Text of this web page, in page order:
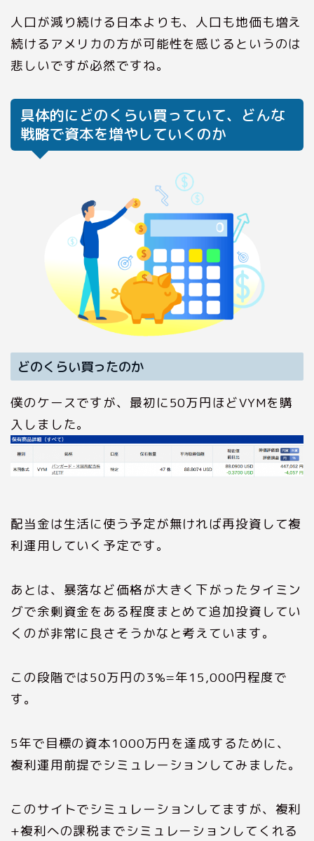
人口が減り続ける日本よりも、人口も地価も増え
続けるアメリカの方が可能性を感じるというのは
悲しいですが必然ですね。
具体的にどのくらい買っていて、どんな
戦略で資本を増やしていくのか
どのくらい買ったのか
僕のケースですが、最初に50万円ほどVYMを購
入しました。
配当金は生活に使う予定が無ければ再投資して複
利運用していく予定です。
あとは、暴落など価格が大きく下がったタイミン
グで余剰資金をある程度まとめて追加投資してい
くのが非常に良さそうかなと考えています。
この段階では50万円の3%=年15,000円程度で
す。
5年で目標の資本1000万円を達成するために、
複利運用前提でシミュレーションしてみました。
このサイトでシミュレーションしてますが、複利
+複利への課税までシミュレーションしてくれる